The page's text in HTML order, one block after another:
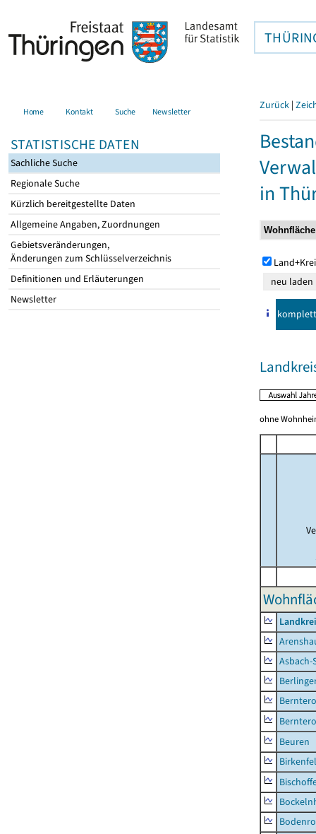
Home Kontakt Suche Newsletter
STATISTISCHE DATEN
Sachliche Suche
Regionale Suche
Kürzlich bereitgestellte Daten
Allgemeine Angaben, Zuordnungen
Gebietsveränderungen,
Änderungen zum Schlüsselverzeichnis
Definitionen und Erläuterungen
Newsletter
Zurück |
in
komplett
ohne
Asbach-
Beuren